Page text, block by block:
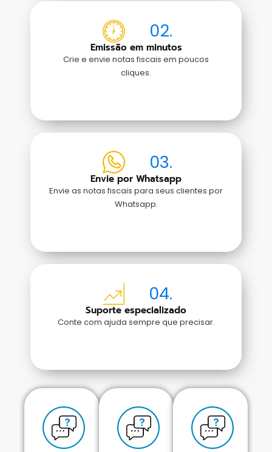
02.
Emissão em minutos
Crie e envie notas fiscais em poucos
cliques.
03.
Envie por Whatsapp
Envie as notas fiscais para seus clientes por
Whatsapp.
04.
Suporte especializado
Conte com ajuda sempre que precisar.